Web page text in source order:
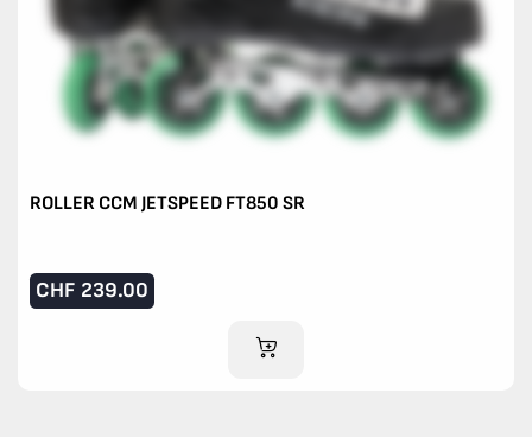
ROLLER CCM JETSPEED FT850 SR
CHF 239.00
AJOUTER AU PANIER